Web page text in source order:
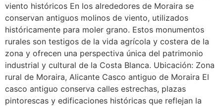
viento históricos En los alrededores de Moraira se
conservan antiguos molinos de viento, utilizados
históricamente para moler grano. Estos monumentos
rurales son testigos de la vida agrícola y costera de la
zona y ofrecen una perspectiva única del patrimonio
industrial y cultural de la Costa Blanca. Ubicación: Zona
rural de Moraira, Alicante Casco antiguo de Moraira El
casco antiguo conserva calles estrechas, plazas
pintorescas y edificaciones históricas que reflejan la